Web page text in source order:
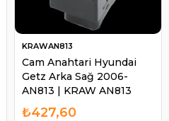
Cam Anahtari Hyundai
Getz Arka Sağ 2006-
AN813 | KRAW AN813
KRAWAN813
₺427,60